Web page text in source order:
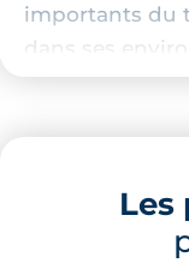
importants du
dans ses
Innopole,
vie idéal pour
calme. Grâce
Les